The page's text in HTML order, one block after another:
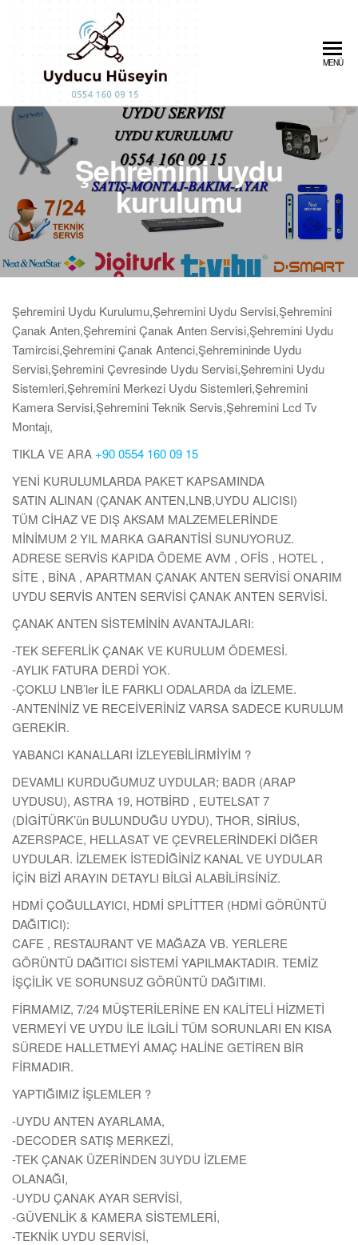
0554
160 09
15
Kurulum,Anten
Tamircisi,Merkezi
Uydu Sistemleri
MENÜ
Şehremini uydu
kurulumu
Şehremini Uydu Kurulumu,Şehremini Uydu Servisi,Şehremini
Çanak Anten,Şehremini Çanak Anten Servisi,Şehremini Uydu
Tamircisi,Şehremini Çanak Antenci,Şehremininde Uydu
Servisi,Şehremini Çevresinde Uydu Servisi,Şehremini Uydu
Sistemleri,Şehremini Merkezi Uydu Sistemleri,Şehremini
Kamera Servisi,Şehremini Teknik Servis,Şehremini Lcd Tv
Montajı,
TIKLA VE ARA +90 0554 160 09 15
YENİ KURULUMLARDA PAKET KAPSAMINDA
SATIN ALINAN (ÇANAK ANTEN,LNB,UYDU ALICISI)
TÜM CİHAZ VE DIŞ AKSAM MALZEMELERİNDE
MİNİMUM 2 YIL MARKA GARANTİSİ SUNUYORUZ.
ADRESE SERVİS KAPIDA ÖDEME AVM , OFİS , HOTEL ,
SİTE , BİNA , APARTMAN ÇANAK ANTEN SERVİSİ ONARIM
UYDU SERVİS ANTEN SERVİSİ ÇANAK ANTEN SERVİSİ.
ÇANAK ANTEN SİSTEMİNİN AVANTAJLARI:
-TEK SEFERLİK ÇANAK VE KURULUM ÖDEMESİ.
-AYLIK FATURA DERDİ YOK.
-ÇOKLU LNB’ler İLE FARKLI ODALARDA da İZLEME.
-ANTENİNİZ VE RECEİVERİNİZ VARSA SADECE KURULUM
GEREKİR.
YABANCI KANALLARI İZLEYEBİLİRMİYİM ?
DEVAMLI KURDUĞUMUZ UYDULAR; BADR (ARAP
UYDUSU), ASTRA 19, HOTBİRD , EUTELSAT 7
(DİGİTÜRK’ün BULUNDUĞU UYDU), THOR, SİRİUS,
AZERSPACE, HELLASAT VE ÇEVRELERİNDEKİ DİĞER
UYDULAR. İZLEMEK İSTEDİĞİNİZ KANAL VE UYDULAR
İÇİN BİZİ ARAYIN DETAYLI BİLGİ ALABİLİRSİNİZ.
HDMİ ÇOĞULLAYICI, HDMİ SPLİTTER (HDMİ GÖRÜNTÜ
DAĞITICI):
CAFE , RESTAURANT VE MAĞAZA VB. YERLERE
GÖRÜNTÜ DAĞITICI SİSTEMİ YAPILMAKTADIR. TEMİZ
İŞÇİLİK VE SORUNSUZ GÖRÜNTÜ DAĞITIMI.
FİRMAMIZ, 7/24 MÜŞTERİLERİNE EN KALİTELİ HİZMETİ
VERMEYİ VE UYDU İLE İLGİLİ TÜM SORUNLARI EN KISA
SÜREDE HALLETMEYİ AMAÇ HALİNE GETİREN BİR
FİRMADIR.
YAPTIĞIMIZ İŞLEMLER ?
-UYDU ANTEN AYARLAMA,
-DECODER SATIŞ MERKEZİ,
-TEK ÇANAK ÜZERİNDEN 3UYDU İZLEME
OLANAĞI,
-UYDU ÇANAK AYAR SERVİSİ,
-GÜVENLİK & KAMERA SİSTEMLERİ,
-TEKNİK UYDU SERVİSİ,